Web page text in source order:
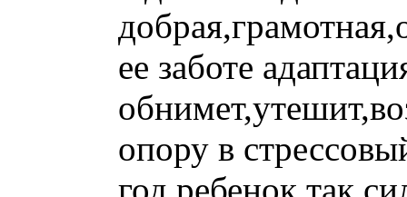
ее заботе
опору в
год ребенок так